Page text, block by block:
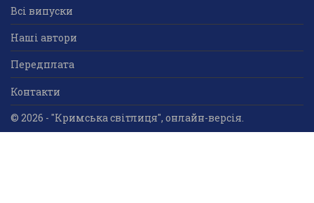
Всі випуски
Наші автори
Передплата
Контакти
© 2026 - "Кримська світлиця", онлайн-версія.